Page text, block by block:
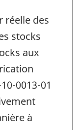
réelle des
stocks
aux
0013-01
à